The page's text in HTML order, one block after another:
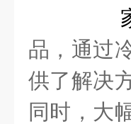
品，通过
供了解决
同时，大